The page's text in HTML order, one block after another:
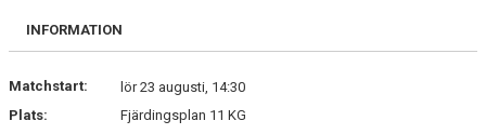
BILDGALLERI
KONTAKT
INFORMATION
Matchstart:
lör 23 augusti, 14:30
Plats:
Fjärdingsplan 11 KG